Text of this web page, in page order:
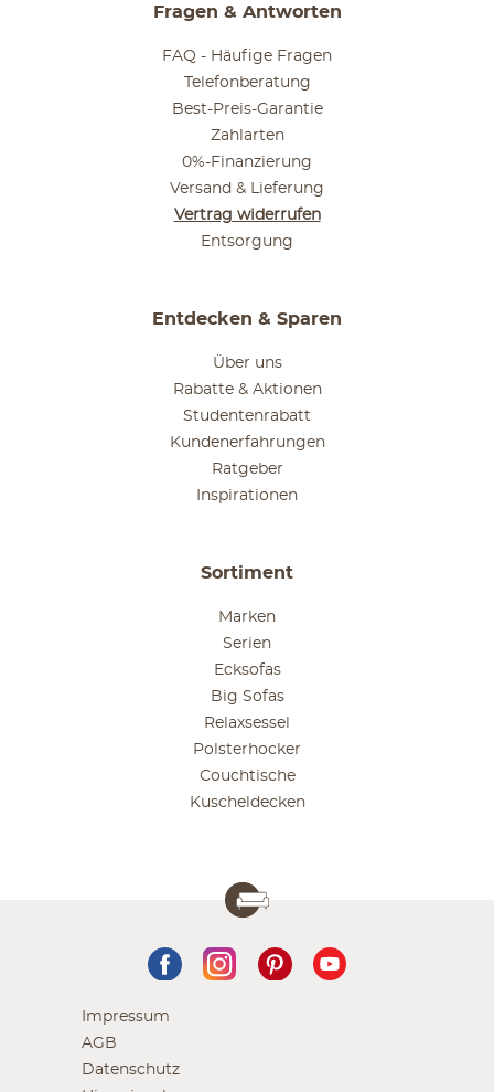
Fragen & Antworten
FAQ - Häufige Fragen
Telefonberatung
Best-Preis-Garantie
Zahlarten
0%-Finanzierung
Versand & Lieferung
Vertrag widerrufen
Entsorgung
Entdecken & Sparen
Über uns
Rabatte & Aktionen
Studentenrabatt
Kundenerfahrungen
Ratgeber
Inspirationen
Sortiment
Marken
Serien
Ecksofas
Big Sofas
Relaxsessel
Polsterhocker
Couchtische
Kuscheldecken
Impressum
AGB
Datenschutz